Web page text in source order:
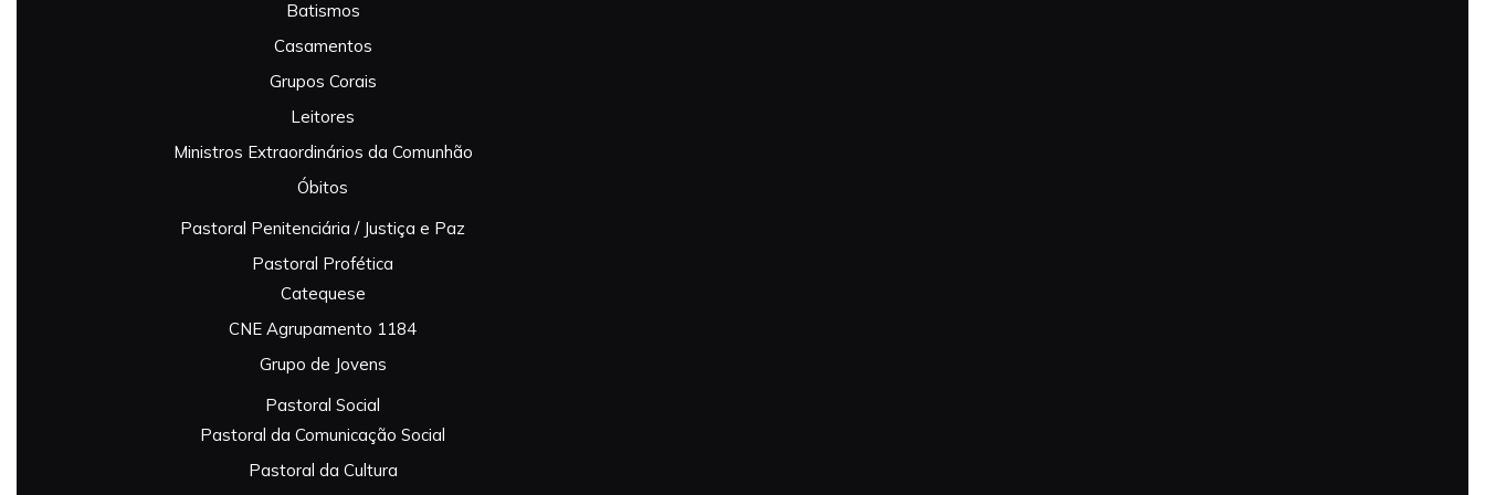
Batismos
Casamentos
Grupos Corais
Leitores
Ministros Extraordinários da Comunhão
Óbitos
Pastoral Penitenciária / Justiça e Paz
Pastoral Profética
Catequese
CNE Agrupamento 1184
Grupo de Jovens
Pastoral Social
Pastoral da Comunicação Social
Pastoral da Cultura